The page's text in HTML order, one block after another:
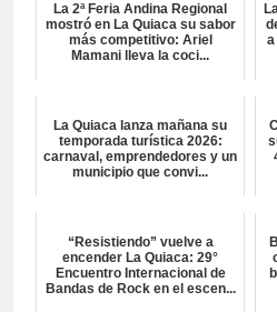
La 2ª Feria Andina Regional
mostró en La Quiaca su sabor
más competitivo: Ariel
Mamani lleva la coci...
La Quiaca lanza mañana su
temporada turística 2026:
carnaval, emprendedores y un
municipio que convi...
“Resistiendo” vuelve a
encender La Quiaca: 29°
Encuentro Internacional de
Bandas de Rock en el escen...